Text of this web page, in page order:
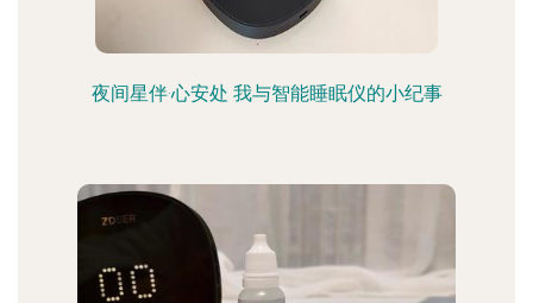
夜间星伴·心安处 我与智能睡眠仪的小纪事